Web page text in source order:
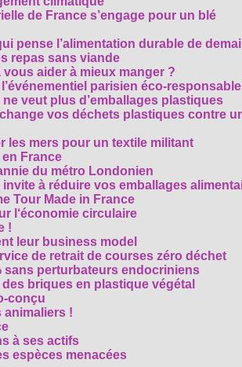
de France s’engage pour un blé
pense l’alimentation durable de
repas sans viande
aider à mieux manger ?
parisien éco-responsable
veut plus d’emballages plastiques
vos déchets plastiques contre
les mers pour un textile militant
France
du métro Londonien
à réduire vos emballages
Tour Made in France
l‘économie circulaire
!
leur business model
de retrait de courses zéro déchet
sans perturbateurs endocriniens
briques en plastique végétal
conçu
animaliers !
à ses actifs
espèces menacées